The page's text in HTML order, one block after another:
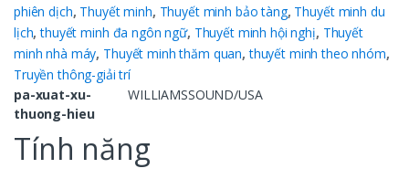
phiên dịch, Thuyết minh, Thuyết minh bảo tàng, Thuyết minh du
lịch,thuyết minh đa ngôn ngữ, Thuyết minh hội nghị, Thuyết
minh nhà máy, Thuyết minh thăm quan,thuyết minh theo nhóm,
Truyền thông-giải trí
pa-xuat-xu-
thuong-hieu
WILLIAMSSOUND/USA
Tính năng